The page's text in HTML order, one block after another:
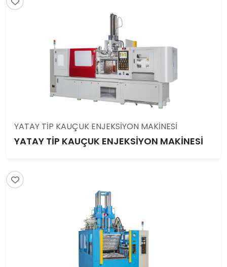
YATAY TİP KAUÇUK ENJEKSİYON MAKİNESİ
YATAY TİP KAUÇUK ENJEKSİYON MAKİNESİ